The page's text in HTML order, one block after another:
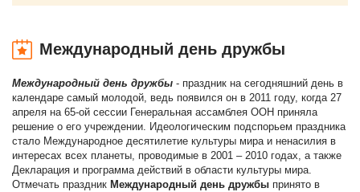
Международный день дружбы
Международный день дружбы - праздник на сегодняшний день в
календаре самый молодой, ведь появился он в 2011 году, когда 27
апреля на 65-ой сессии Генеральная ассамблея ООН приняла
решение о его учреждении. Идеологическим подспорьем праздника
стало Международное десятилетие культуры мира и ненасилия в
интересах всех планеты, проводимые в 2001 – 2010 годах, а также
Декларация и программа действий в области культуры мира.
Отмечать праздник Международный день дружбы принято в